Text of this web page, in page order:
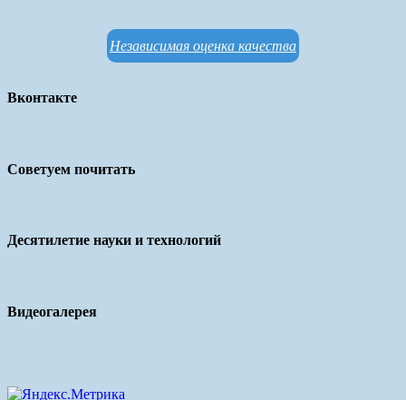
Независимая оценка качества
Вконтакте
Советуем почитать
Десятилетие науки и технологий
Видеогалерея